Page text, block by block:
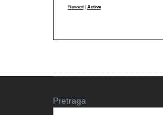
Newest Active
Pretraga